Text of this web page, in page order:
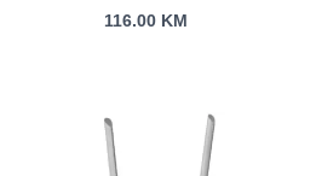
Case Black
116.00 KM